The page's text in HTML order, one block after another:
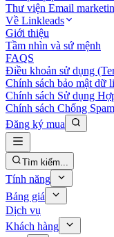
Thư viện Email
Về Linkleads
Giới thiệu
Tầm nhìn và sứ mệnh
FAQS
Điều khoản sử dụng
Chính sách bảo mật dữ
Chính sách Sử dụng
Chính sách Chống
Đăng ký mua
Tìm kiếm...
Tính năng
Bảng giá
Dịch vụ
Khách hàng